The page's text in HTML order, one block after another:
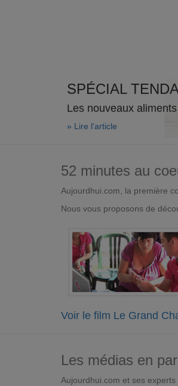
SPÉCIAL
Les nouveaux
» Lire l'article
52 minutes au
Aujourdhui.com, la première
Nous vous proposons de
Voir le film Le Grand
Les médias en
Aujourdhui.com et ses